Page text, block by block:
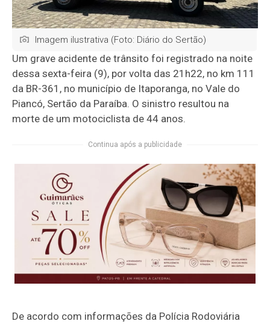
Imagem ilustrativa (Foto: Diário do Sertão)
Um grave acidente de trânsito foi registrado na noite
dessa sexta-feira (9), por volta das 21h22, no km 111
da BR-361, no município de Itaporanga, no Vale do
Piancó, Sertão da Paraíba. O sinistro resultou na
morte de um motociclista de 44 anos.
Continua após a publicidade
De acordo com informações da Polícia Rodoviária